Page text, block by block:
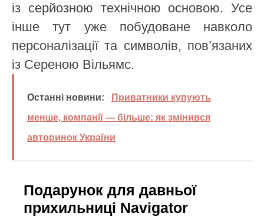
із серйозною технічною основою. Усе
інше тут уже побудоване навколо
персоналізації та символів, пов’язаних
із Сереною Вільямс.
Останні новини:
Приватники купують
менше, компанії — більше: як змінився
авторинок України
Подарунок для давньої
прихильниці Navigator